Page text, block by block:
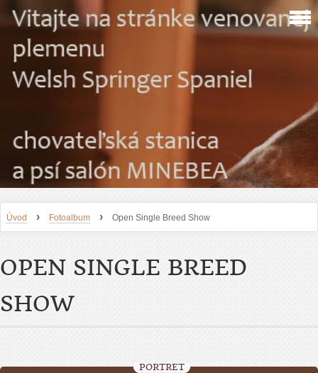
Úvod › Fotoalbum › Open Single Breed Show
OPEN SINGLE BREED
SHOW
PORTRÉT